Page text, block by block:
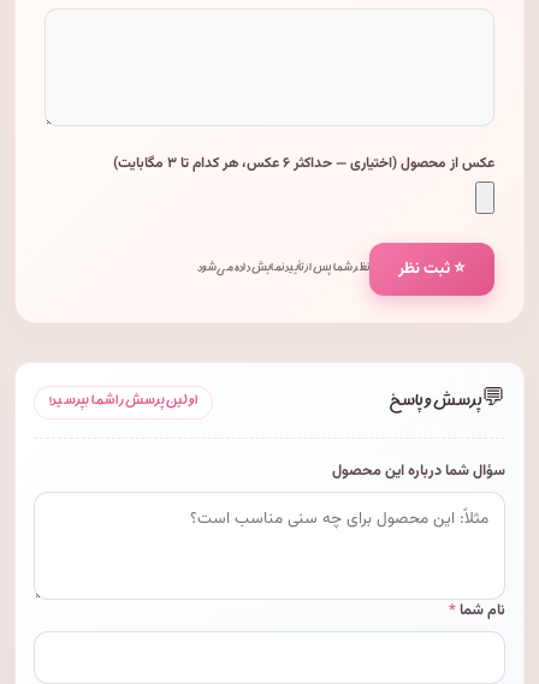
عکس از محصول (اختیاری — حداکثر ۶ عکس، هر کدام تا ۳ مگابایت)
⭐ ثبت نظر نظر شما پس از تأیید نمایش داده می‌شود.
💬پرسش و پاسخ اولین پرسش را شما بپرسید!
سؤال شما درباره این محصول
نام شما*